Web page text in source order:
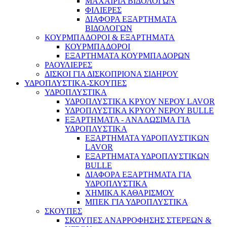
ΦΙΛΙΕΡΕΣ
ΔΙΑΦΟΡΑ ΕΞΑΡΤΗΜΑΤΑ
ΒΙΔΟΛΟΓΩΝ
ΚΟΥΡΜΠΑΔΟΡΟΙ & ΕΞΑΡΤΗΜΑΤΑ
ΚΟΥΡΜΠΑΔΟΡΟΙ
ΕΞΑΡΤΗΜΑΤΑ ΚΟΥΡΜΠΑΔΟΡΩΝ
ΡΑΟΥΛΙΕΡΕΣ
ΔΙΣΚΟΙ ΓΙΑ ΔΙΣΚΟΠΡΙΟΝΑ ΣΙΔΗΡΟΥ
ΥΔΡΟΠΛΥΣΤΙΚΑ-ΣΚΟΥΠΕΣ
ΥΔΡΟΠΛΥΣΤΙΚΑ
ΥΔΡΟΠΛΥΣΤΙΚΑ ΚΡΥΟΥ ΝΕΡΟΥ LAVOR
ΥΔΡΟΠΛΥΣΤΙΚΑ ΚΡΥΟΥ ΝΕΡΟΥ BULLE
ΕΞΑΡΤΗΜΑΤΑ - ΑΝΑΛΩΣΙΜΑ ΓΙΑ
ΥΔΡΟΠΛΥΣΤΙΚΑ
ΕΞΑΡΤΗΜΑΤΑ ΥΔΡΟΠΛΥΣΤΙΚΩΝ
LAVOR
ΕΞΑΡΤΗΜΑΤΑ ΥΔΡΟΠΛΥΣΤΙΚΩΝ
BULLE
ΔΙΑΦΟΡΑ ΕΞΑΡΤΗΜΑΤΑ ΓΙΑ
ΥΔΡΟΠΛΥΣΤΙΚΑ
ΧΗΜΙΚΑ ΚΑΘΑΡΙΣΜΟΥ
ΜΠΕΚ ΓΙΑ ΥΔΡΟΠΛΥΣΤΙΚΑ
ΣΚΟΥΠΕΣ
ΣΚΟΥΠΕΣ ΑΝΑΡΡΟΦΗΣΗΣ ΣΤΕΡΕΩΝ &